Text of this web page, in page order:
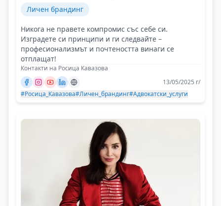
Личен брандинг
Никога не правете компромис със себе си.
Изградете си принципи и ги следвайте –
професионализмът и почтеността винаги се
отплащат!
Контакти на Росица Кавазова
13/05/2025 г/
#Росица_Кавазова#Личен_брандинг#Адвокатски_услуги